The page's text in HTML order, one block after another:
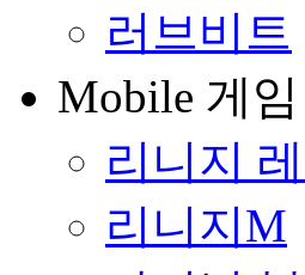
러브비트
Mobile 게임
리니지
리니지M